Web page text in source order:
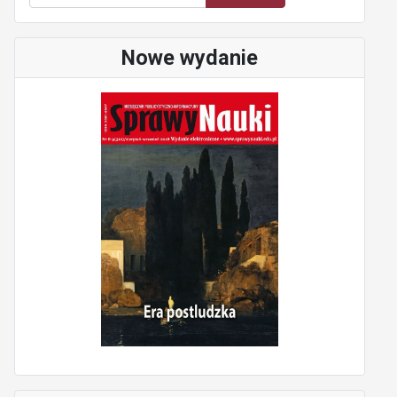
Nowe wydanie